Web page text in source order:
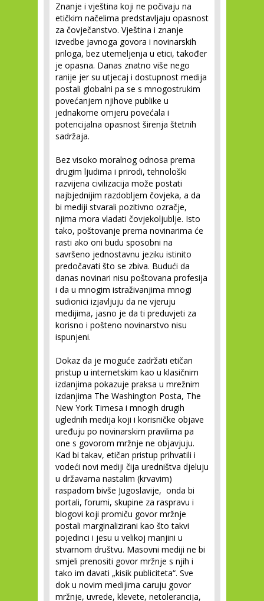
Znanje i vještina koji ne počivaju na
etičkim načelima predstavljaju opasnost
za čovječanstvo. Vještina i znanje
izvedbe javnoga govora i novinarskih
priloga, bez utemeljenja u etici, također
je opasna. Danas znatno više nego
ranije jer su utjecaj i dostupnost medija
postali globalni pa se s mnogostrukim
povećanjem njihove publike u
jednakome omjeru povećala i
potencijalna opasnost širenja štetnih
sadržaja.
Bez visoko moralnog odnosa prema
drugim ljudima i prirodi, tehnološki
razvijena civilizacija može postati
najbjednijim razdobljem čovjeka, a da
bi mediji stvarali pozitivno ozračje,
njima mora vladati čovjekoljublje. Isto
tako, poštovanje prema novinarima će
rasti ako oni budu sposobni na
savršeno jednostavnu jeziku istinito
predočavati što se zbiva. Budući da
danas novinari nisu poštovana profesija
i da u mnogim istraživanjima mnogi
sudionici izjavljuju da ne vjeruju
medijima, jasno je da ti preduvjeti za
korisno i pošteno novinarstvo nisu
ispunjeni.
Dokaz da je moguće zadržati etičan
pristup u internetskim kao u klasičnim
izdanjima pokazuje praksa u mrežnim
izdanjima The Washington Posta, The
New York Timesa i mnogih drugih
uglednih medija koji i korisničke objave
uređuju po novinarskim pravilima pa
one s govorom mržnje ne objavjuju.
Kad bi takav, etičan pristup prihvatili i
vodeći novi mediji čija uredništva djeluju
u državama nastalim (krvavim)
raspadom bivše Jugoslavije, onda bi
portali, forumi, skupine za raspravu i
blogovi koji promiču govor mržnje
postali marginalizirani kao što takvi
pojedinci i jesu u velikoj manjini u
stvarnom društvu. Masovni mediji ne bi
smjeli prenositi govor mržnje s njih i
tako im davati „kisik publiciteta“. Sve
dok u novim medijima caruju govor
mržnje, uvrede, klevete, netolerancija,